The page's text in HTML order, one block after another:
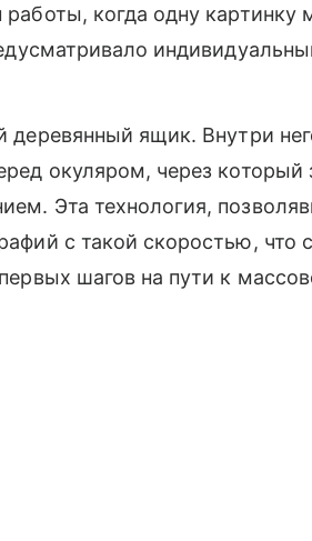
когда одну картинку
деревянный ящик. Внутри
окуляром, через который
Эта технология,
с такой скоростью, что
шагов на пути к